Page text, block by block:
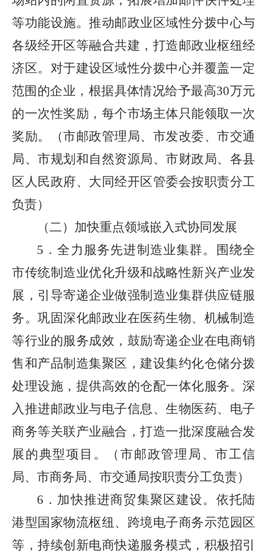
等功能设施。推动邮政业区域性分拨中心与
各级经开区等融合共建，打造邮政业枢纽经
济区。对于建设区域性分拨中心并覆盖一定
范围的企业，根据具体情况给予最高30万元
的一次性奖励，每个市场主体只能领取一次
奖励。（市邮政管理局、市发改委、市交通
局、市规划和自然资源局、市财政局、各县
区人民政府、大同经开区管委会按职责分工
负责）
（二）加快重点领域嵌入式协同发展
5．全力服务先进制造业集群。围绕全
市传统制造业优化升级和战略性新兴产业发
展，引导寄递企业做强制造业集群供应链服
务。巩固深化邮政业在医药生物、机械制造
等行业的服务成效，鼓励寄递企业在电商销
售和产品制造集聚区，建设集约化仓储分拨
处理设施，提供高效的仓配一体化服务。深
入推进邮政业与电子信息、生物医药、电子
商务等关联产业融合，打造一批深度融合发
展的典型项目。（市邮政管理局、市工信
局、市商务局、市交通局按职责分工负责）
6．加快推进商贸集聚区建设。依托陆
港型国家物流枢纽、跨境电子商务示范园区
等，持续创新电商快递服务模式，积极招引